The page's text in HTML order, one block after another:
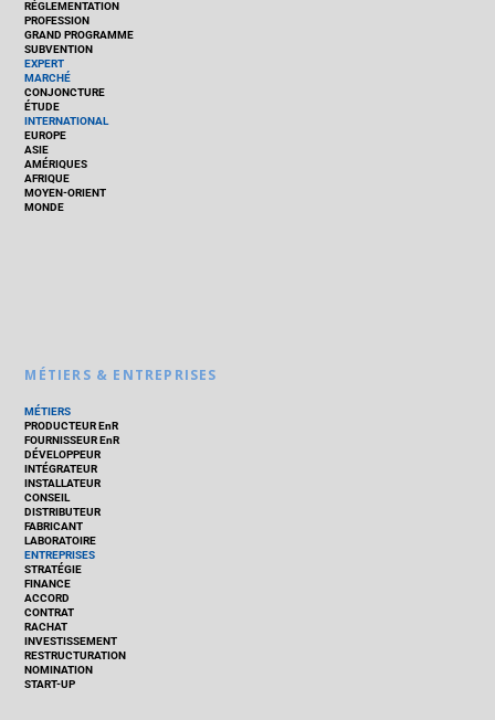
RÉGLEMENTATION
PROFESSION
GRAND PROGRAMME
SUBVENTION
EXPERT
MARCHÉ
CONJONCTURE
ÉTUDE
INTERNATIONAL
EUROPE
ASIE
AMÉRIQUES
AFRIQUE
MOYEN-ORIENT
MONDE
MÉTIERS & ENTREPRISES
MÉTIERS
PRODUCTEUR EnR
FOURNISSEUR EnR
DÉVELOPPEUR
INTÉGRATEUR
INSTALLATEUR
CONSEIL
DISTRIBUTEUR
FABRICANT
LABORATOIRE
ENTREPRISES
STRATÉGIE
FINANCE
ACCORD
CONTRAT
RACHAT
INVESTISSEMENT
RESTRUCTURATION
NOMINATION
START-UP